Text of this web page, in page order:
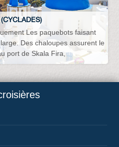
Les paquebots faisant
Des chaloupes assurent le
port de Skala Fira,